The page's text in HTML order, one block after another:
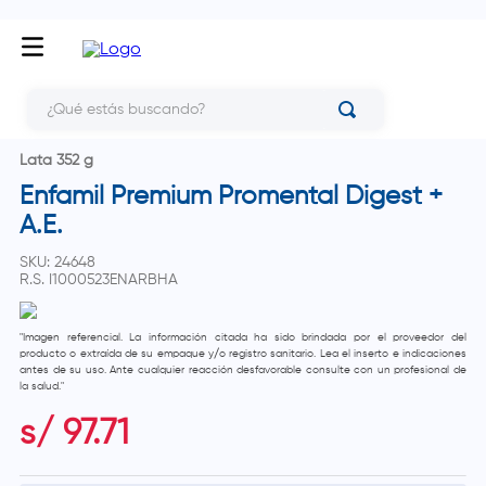
Lata 352 g
Enfamil Premium Promental Digest +
A.E.
SKU: 24648
R.S. I1000523ENARBHA
"Imagen referencial. La información citada ha sido brindada por el proveedor del
producto o extraída de su empaque y/o registro sanitario. Lea el inserto e indicaciones
antes de su uso. Ante cualquier reacción desfavorable consulte con un profesional de
la salud."
s/ 97.71